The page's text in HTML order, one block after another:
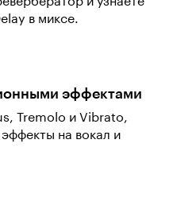
в миксе.
эффектами
Tremolo и Vibrato,
эффекты на вокал и